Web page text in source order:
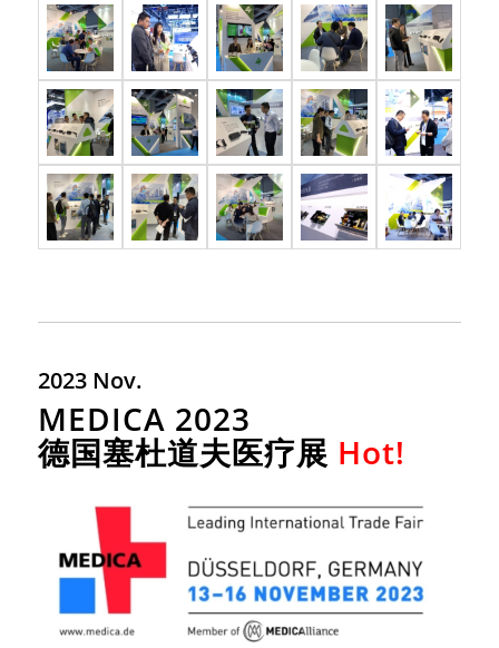
2023 Nov.
MEDICA 2023
德国塞杜道夫医疗展 Hot!